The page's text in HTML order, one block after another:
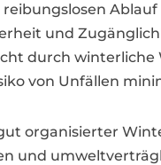
und
durch
von Unfällen
organisierter
und